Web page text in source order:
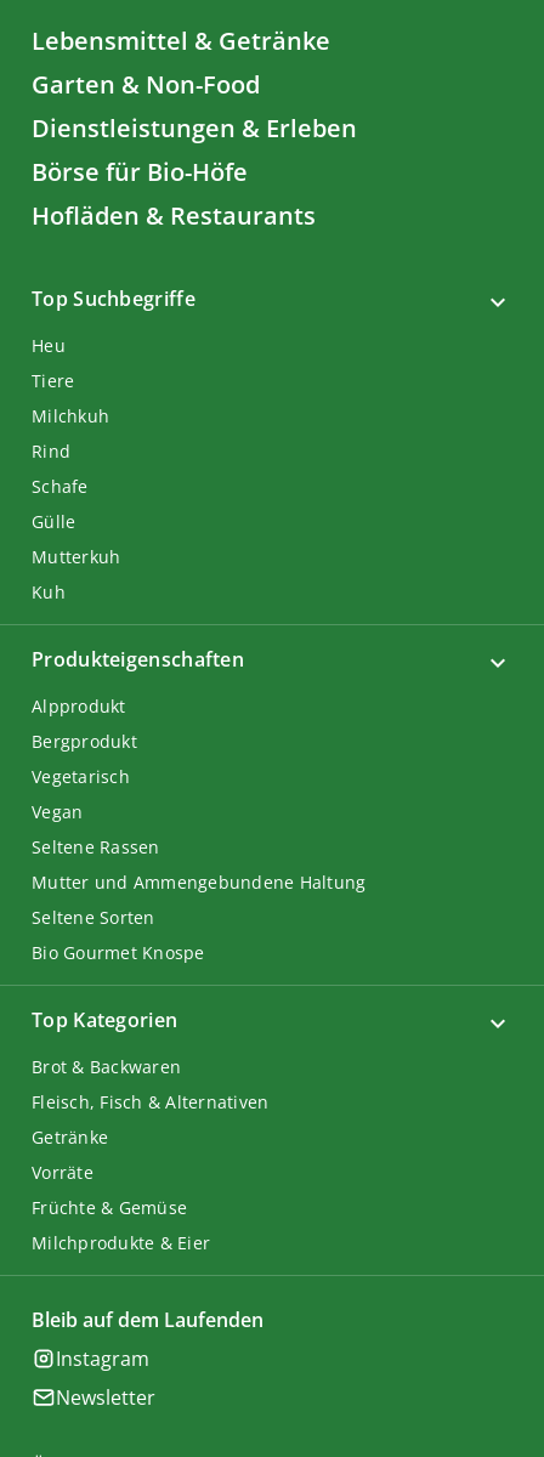
Lebensmittel & Getränke
Garten & Non-Food
Dienstleistungen & Erleben
Börse für Bio-Höfe
Hofläden & Restaurants
Top Suchbegriffe
Heu
Tiere
Milchkuh
Rind
Schafe
Gülle
Mutterkuh
Kuh
Top Kategorien
Brot & Backwaren
Fleisch, Fisch & Alternativen
Getränke
Vorräte
Früchte & Gemüse
Milchprodukte & Eier
Produkteigenschaften
Alpprodukt
Bergprodukt
Vegetarisch
Vegan
Seltene Rassen
Mutter und Ammengebundene Haltung
Seltene Sorten
Bio Gourmet Knospe
Bleib auf dem Laufenden
Instagram
Newsletter